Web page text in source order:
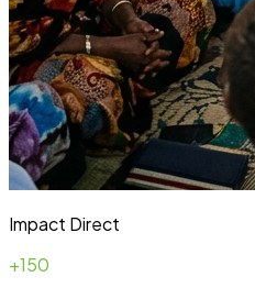
Toute l'actualité